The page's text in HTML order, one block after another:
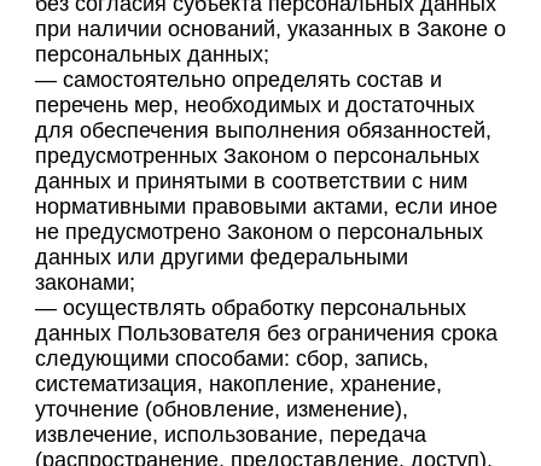
при наличии оснований, указанных в Законе о
персональных данных;
— самостоятельно определять состав и
перечень мер, необходимых и достаточных
для обеспечения выполнения обязанностей,
предусмотренных Законом о персональных
данных и принятыми в соответствии с ним
нормативными правовыми актами, если иное
не предусмотрено Законом о персональных
данных или другими федеральными
законами;
— осуществлять обработку персональных
данных Пользователя без ограничения срока
следующими способами: сбор, запись,
систематизация, накопление, хранение,
уточнение (обновление, изменение),
извлечение, использование, передача
(распространение, предоставление, доступ),